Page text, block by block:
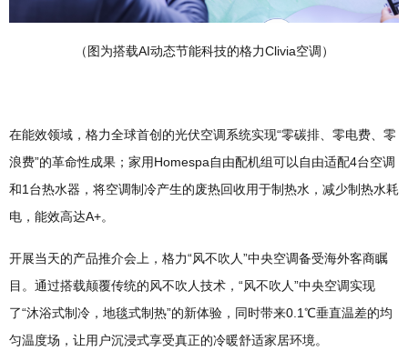
（图为搭载AI动态节能科技的格力Clivia空调）
在能效领域，格力全球首创的光伏空调系统实现“零碳排、零电费、零
浪费”的革命性成果；家用Homespa自由配机组可以自由适配4台空调
和1台热水器，将空调制冷产生的废热回收用于制热水，减少制热水耗
电，能效高达A+。
开展当天的产品推介会上，格力“风不吹人”中央空调备受海外客商瞩
目。通过搭载颠覆传统的风不吹人技术，“风不吹人”中央空调实现
了“沐浴式制冷，地毯式制热”的新体验，同时带来0.1℃垂直温差的均
匀温度场，让用户沉浸式享受真正的冷暖舒适家居环境。